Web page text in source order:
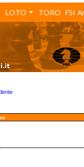
LOTO TORO FSI